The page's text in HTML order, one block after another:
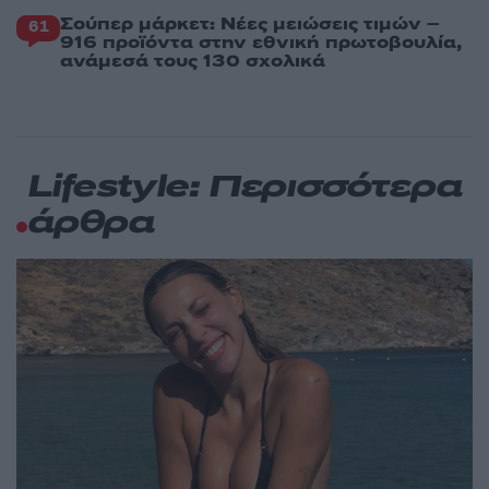
61 Σούπερ μάρκετ: Νέες μειώσεις τιμών –
916 προϊόντα στην εθνική πρωτοβουλία,
ανάμεσά τους 130 σχολικά
Lifestyle: Περισσότερα
άρθρα